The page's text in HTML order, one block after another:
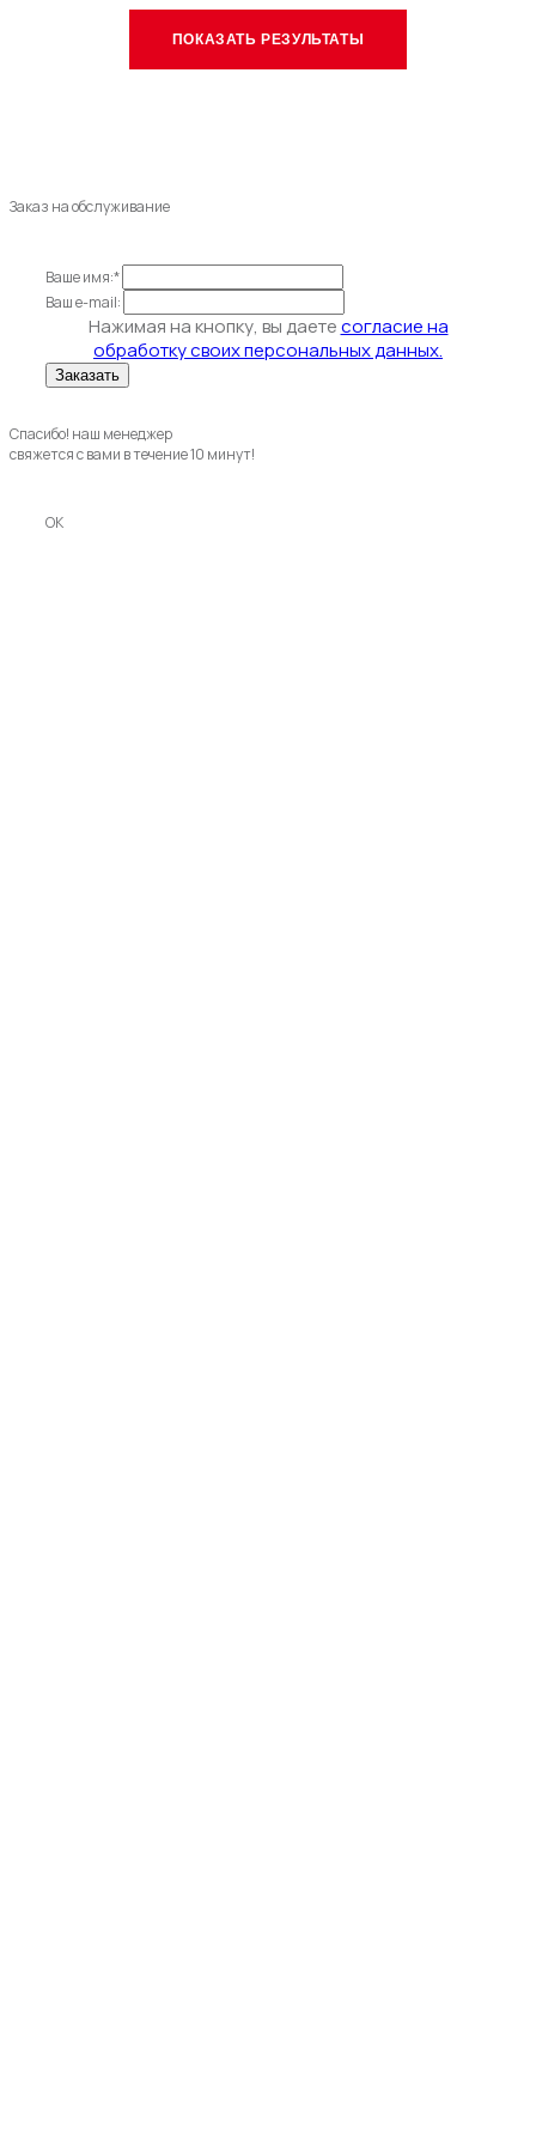
Заказ на обслуживание
Ваше имя:*
Ваш e-mail:
Нажимая на кнопку, вы даетесогласие на
обработку своих персональных данных.
Спасибо! наш менеджер
свяжется с вами в течение 10 минут!
OK